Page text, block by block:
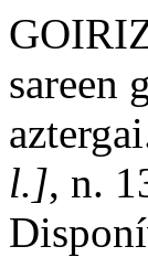
sareen
l.], n.